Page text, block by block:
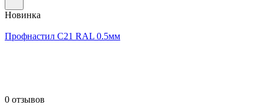
Новинка
Профнастил С21 RAL 0.5мм
0 отзывов